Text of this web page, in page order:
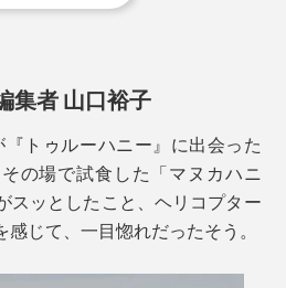
」
夫さで、運送にプチプチを必要
さから落としても、中のガラ
ありません。
集者 山口裕子
トゥルーハニー』に出会った
の場で試食した「マヌカハニ
スッとしたこと、ヘリコプター
じて、一目惚れだったそう。